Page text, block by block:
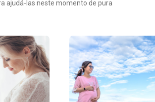
ajudá-las neste momento de pura